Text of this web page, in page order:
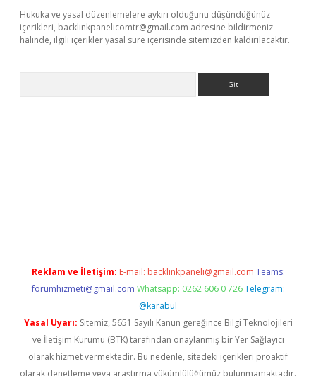
Hukuka ve yasal düzenlemelere aykırı olduğunu düşündüğünüz
içerikleri, backlinkpanelicomtr@gmail.com adresine bildirmeniz
halinde, ilgili içerikler yasal süre içerisinde sitemizden kaldırılacaktır.
Reklam ve İletişim: E-mail: backlinkpaneli@gmail.com Teams:
forumhizmeti@gmail.com Whatsapp: 0262 606 0 726 Telegram:
@karabul
Yasal Uyarı: Sitemiz, 5651 Sayılı Kanun gereğince Bilgi Teknolojileri
ve İletişim Kurumu (BTK) tarafından onaylanmış bir Yer Sağlayıcı
olarak hizmet vermektedir. Bu nedenle, sitedeki içerikleri proaktif
olarak denetleme veya araştırma yükümlülüğümüz bulunmamaktadır.